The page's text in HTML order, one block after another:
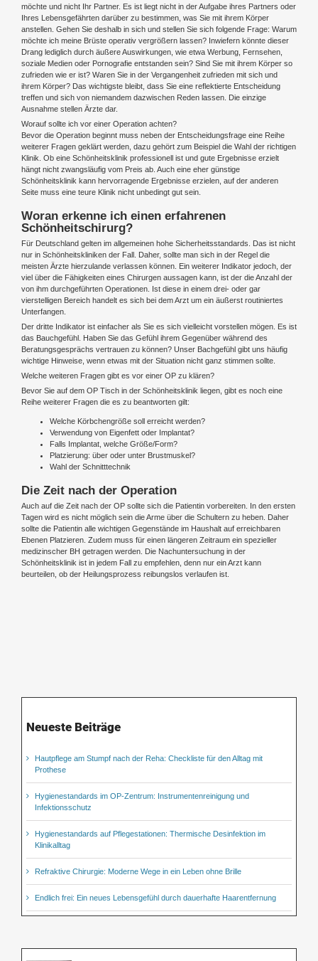
möchte und nicht Ihr Partner. Es ist liegt nicht in der Aufgabe ihres Partners oder
Ihres Lebensgefährten darüber zu bestimmen, was Sie mit ihrem Körper
anstellen. Gehen Sie deshalb in sich und stellen Sie sich folgende Frage: Warum
möchte ich meine Brüste operativ vergrößern lassen? Inwiefern könnte dieser
Drang lediglich durch äußere Auswirkungen, wie etwa Werbung, Fernsehen,
soziale Medien oder Pornografie entstanden sein? Sind Sie mit ihrem Körper so
zufrieden wie er ist? Waren Sie in der Vergangenheit zufrieden mit sich und
ihrem Körper? Das wichtigste bleibt, dass Sie eine reflektierte Entscheidung
treffen und sich von niemandem dazwischen Reden lassen. Die einzige
Ausnahme stellen Ärzte dar.
Worauf sollte ich vor einer Operation achten?
Bevor die Operation beginnt muss neben der Entscheidungsfrage eine Reihe
weiterer Fragen geklärt werden, dazu gehört zum Beispiel die Wahl der richtigen
Klinik. Ob eine Schönheitsklinik professionell ist und gute Ergebnisse erzielt
hängt nicht zwangsläufig vom Preis ab. Auch eine eher günstige
Schönheitsklinik kann hervorragende Ergebnisse erzielen, auf der anderen
Seite muss eine teure Klinik nicht unbedingt gut sein.
Woran erkenne ich einen erfahrenen
Schönheitschirurg?
Für Deutschland gelten im allgemeinen hohe Sicherheitsstandards. Das ist nicht
nur in Schönheitskliniken der Fall. Daher, sollte man sich in der Regel die
meisten Ärzte hierzulande verlassen können. Ein weiterer Indikator jedoch, der
viel über die Fähigkeiten eines Chirurgen aussagen kann, ist der die Anzahl der
von ihm durchgeführten Operationen. Ist diese in einem drei- oder gar
vierstelligen Bereich handelt es sich bei dem Arzt um ein äußerst routiniertes
Unterfangen.
Der dritte Indikator ist einfacher als Sie es sich vielleicht vorstellen mögen. Es ist
das Bauchgefühl. Haben Sie das Gefühl ihrem Gegenüber während des
Beratungsgesprächs vertrauen zu können? Unser Bachgefühl gibt uns häufig
wichtige Hinweise, wenn etwas mit der Situation nicht ganz stimmen sollte.
Welche weiteren Fragen gibt es vor einer OP zu klären?
Bevor Sie auf dem OP Tisch in der Schönheitsklinik liegen, gibt es noch eine
Reihe weiterer Fragen die es zu beantworten gilt:
Welche Körbchengröße soll erreicht werden?
Verwendung von Eigenfett oder Implantat?
Falls Implantat, welche Größe/Form?
Platzierung: über oder unter Brustmuskel?
Wahl der Schnitttechnik
Die Zeit nach der Operation
Auch auf die Zeit nach der OP sollte sich die Patientin vorbereiten. In den ersten
Tagen wird es nicht möglich sein die Arme über die Schultern zu heben. Daher
sollte die Patientin alle wichtigen Gegenstände im Haushalt auf erreichbaren
Ebenen Platzieren. Zudem muss für einen längeren Zeitraum ein spezieller
medizinscher BH getragen werden. Die Nachuntersuchung in der
Schönheitsklinik ist in jedem Fall zu empfehlen, denn nur ein Arzt kann
beurteilen, ob der Heilungsprozess reibungslos verlaufen ist.
Neueste Beiträge
Hautpflege am Stumpf nach der Reha: Checkliste für den Alltag mit
Prothese
Hygienestandards im OP-Zentrum: Instrumentenreinigung und
Infektionsschutz
Hygienestandards auf Pflegestationen: Thermische Desinfektion im
Klinikalltag
Refraktive Chirurgie: Moderne Wege in ein Leben ohne Brille
Endlich frei: Ein neues Lebensgefühl durch dauerhafte Haarentfernung